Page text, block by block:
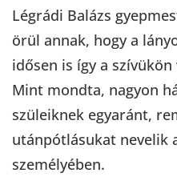
Légrádi Balázs
örül annak, hogy a
idősen is így a
Mint mondta, nagyon
szüleiknek egyaránt,
utánpótlásukat nevelik
személyében.